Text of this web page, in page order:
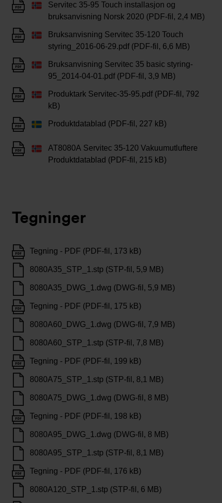
Servitec 35-95 Touch installasjon og
bruksanvisning Norsk 2020 (PDF-fil, 2,4 MB)
Bruksanvisning Servitec 35-120 Touch
styring_2016-06-29.pdf (PDF-fil, 6,6 MB)
Bruksanvisning Servitec 35 basic styring-
95_2014-04-01.pdf (PDF-fil, 3,9 MB)
Produktark Servitec-35-95.pdf (PDF-fil, 792
kB)
Produktdatablad (PDF-fil, 227 kB)
AT8080A Servitec 35-120 Vakuumutluftere
Produktdatablad (PDF-fil, 215 kB)
Tegninger
Tegning - PDF (PDF-fil, 173 kB)
8080A35_STP_1.stp (STP-fil, 5,9 MB)
8080A35_DWG_1.dwg (DWG-fil, 5,9 MB)
Tegning - PDF (PDF-fil, 175 kB)
8080A60_DWG_1.dwg (DWG-fil, 7,9 MB)
8080A60_STP_1.stp (STP-fil, 7,8 MB)
Tegning - PDF (PDF-fil, 199 kB)
8080A75_STP_1.stp (STP-fil, 8,1 MB)
8080A75_DWG_1.dwg (DWG-fil, 8 MB)
Tegning - PDF (PDF-fil, 198 kB)
8080A95_DWG_1.dwg (DWG-fil, 8 MB)
8080A95_STP_1.stp (STP-fil, 8,1 MB)
Tegning - PDF (PDF-fil, 176 kB)
8080A120_STP_1.stp (STP-fil, 6 MB)